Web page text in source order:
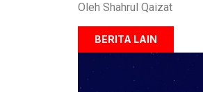
Oleh Shahrul Qaizat
BERITA LAIN